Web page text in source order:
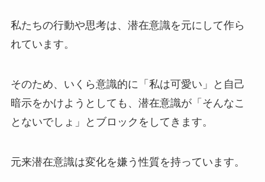
私たちの行動や思考は、潜在意識を元にして作ら
れています。
そのため、いくら意識的に「私は可愛い」と自己
暗示をかけようとしても、潜在意識が「そんなこ
とないでしょ」とブロックをしてきます。
元来潜在意識は変化を嫌う性質を持っています。